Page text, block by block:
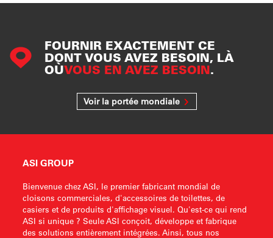
FOURNIR EXACTEMENT CE
DONT VOUS AVEZ BESOIN, LÀ
OÙVOUS EN AVEZ BESOIN.
Voir la portée mondiale
ASI GROUP
Bienvenue chez ASI, le premier fabricant mondial de
cloisons commerciales, d'accessoires de toilettes, de
casiers et de produits d'affichage visuel. Qu'est-ce qui rend
ASI si unique ? Seule ASI conçoit, développe et fabrique
des solutions entièrement intégrées. Ainsi, tous nos